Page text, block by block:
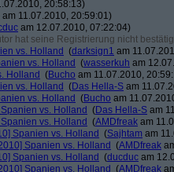
20:58:13)
am 11.07.2010, 20:59:01)
am 12.07.2010, 07:22:04)
hat seine Registrierung nicht
vs. Holland (darksign1 am
vs. Holland (wasserkuh am
Holland (Bucho am 11.07.2010,
vs. Holland (Das Hella-S am
vs. Holland (Bucho am
vs. Holland (Das Hella-S am
vs. Holland (AMDfreak am
Spanien vs. Holland (Sajhtam am
Spanien vs. Holland (AMDfreak
Spanien vs. Holland (ducduc am
Spanien vs. Holland (AMDfreak